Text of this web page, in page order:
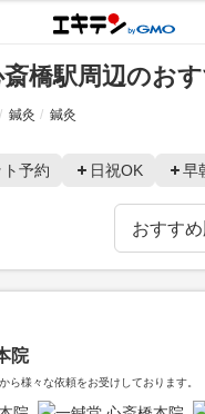
斎橋駅周辺のお
鍼灸 鍼灸
予約 日祝OK 早
院
ら様々な依頼をお受けしております。